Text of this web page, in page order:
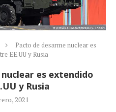
Pacto de desarme nuclear es
EE.UU y Rusia
es extendido
y Rusia
2021